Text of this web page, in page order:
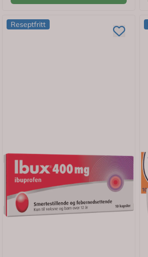
Reseptfritt